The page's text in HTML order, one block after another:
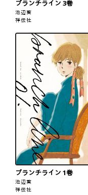
ブランチライン 3巻
池辺葵
祥伝社
ブランチライン 1巻
池辺葵
祥伝社